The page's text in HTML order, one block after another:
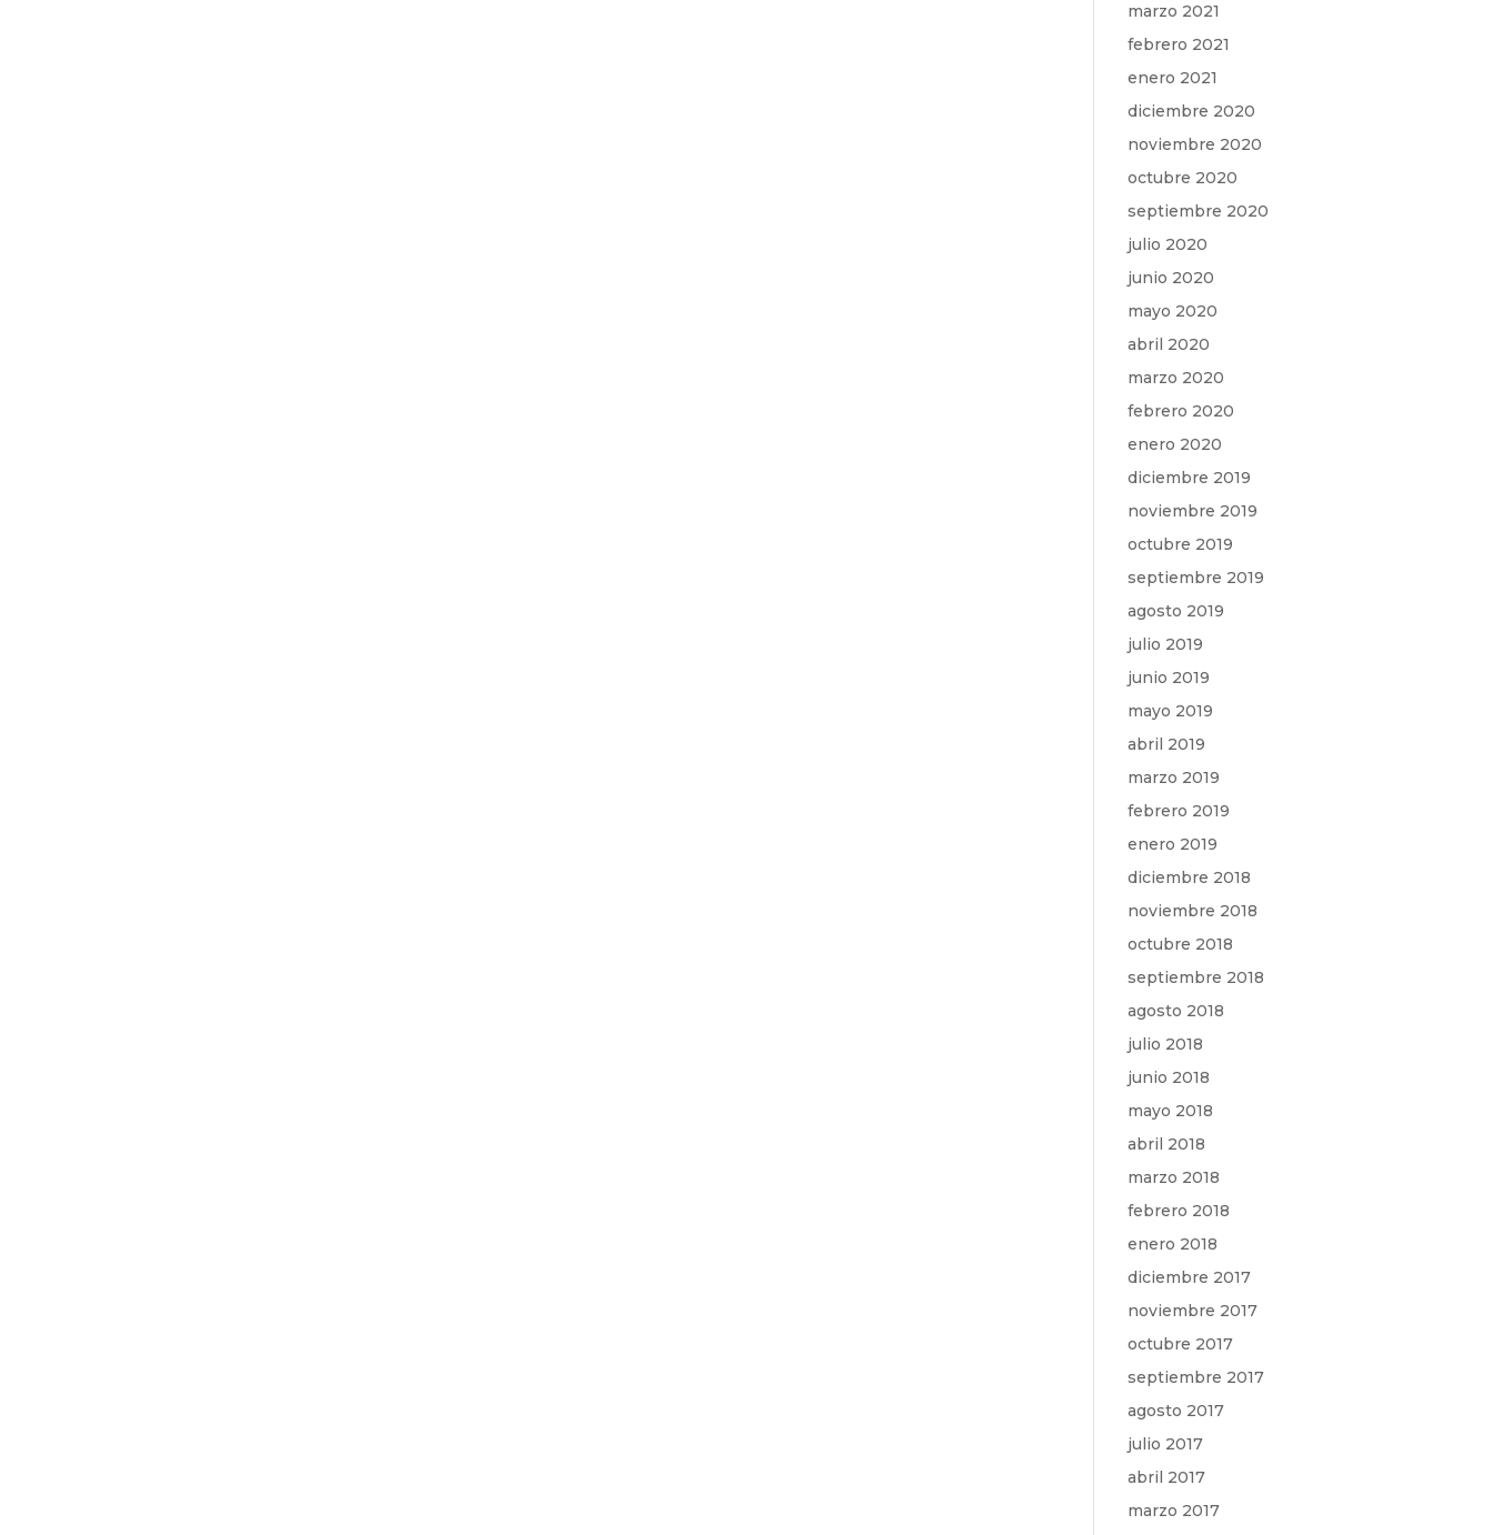
marzo 2021
febrero 2021
enero 2021
diciembre 2020
noviembre 2020
octubre 2020
septiembre 2020
julio 2020
junio 2020
mayo 2020
abril 2020
marzo 2020
febrero 2020
enero 2020
diciembre 2019
noviembre 2019
octubre 2019
septiembre 2019
agosto 2019
julio 2019
junio 2019
mayo 2019
abril 2019
marzo 2019
febrero 2019
enero 2019
diciembre 2018
noviembre 2018
octubre 2018
septiembre 2018
agosto 2018
julio 2018
junio 2018
mayo 2018
abril 2018
marzo 2018
febrero 2018
enero 2018
diciembre 2017
noviembre 2017
octubre 2017
septiembre 2017
agosto 2017
julio 2017
abril 2017
marzo 2017